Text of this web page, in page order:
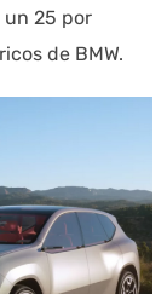
25 por
de BMW.